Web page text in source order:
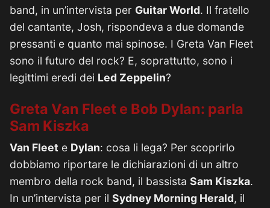
band, in un’intervista per Guitar World. Il fratello
del cantante, Josh, rispondeva a due domande
pressanti e quanto mai spinose. I Greta Van Fleet
sono il futuro del rock? E, soprattutto, sono i
legittimi eredi dei Led Zeppelin?
Greta Van Fleet e Bob Dylan: parla
Sam Kiszka
Van Fleet e Dylan: cosa li lega? Per scoprirlo
dobbiamo riportare le dichiarazioni di un altro
membro della rock band, il bassista Sam Kiszka.
In un’intervista per il Sydney Morning Herald, il